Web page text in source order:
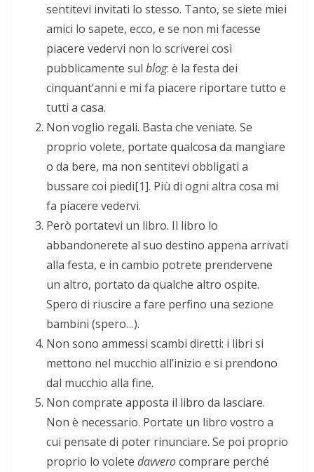
sentitevi invitati lo stesso. Tanto, se siete miei
amici lo sapete, ecco, e se non mi facesse
piacere vedervi non lo scriverei così
pubblicamente sul blog: è la festa dei
cinquant’anni e mi fa piacere riportare tutto e
tutti a casa.
Non voglio regali. Basta che veniate. Se
proprio volete, portate qualcosa da mangiare
o da bere, ma non sentitevi obbligati a
bussare coi piedi[1]. Più di ogni altra cosa mi
fa piacere vedervi.
Però portatevi un libro. Il libro lo
abbandonerete al suo destino appena arrivati
alla festa, e in cambio potrete prendervene
un altro, portato da qualche altro ospite.
Spero di riuscire a fare perfino una sezione
bambini (spero…).
Non sono ammessi scambi diretti: i libri si
mettono nel mucchio all’inizio e si prendono
dal mucchio alla fine.
Non comprate apposta il libro da lasciare.
Non è necessario. Portate un libro vostro a
cui pensate di poter rinunciare. Se poi proprio
proprio lo volete davverocomprare perché